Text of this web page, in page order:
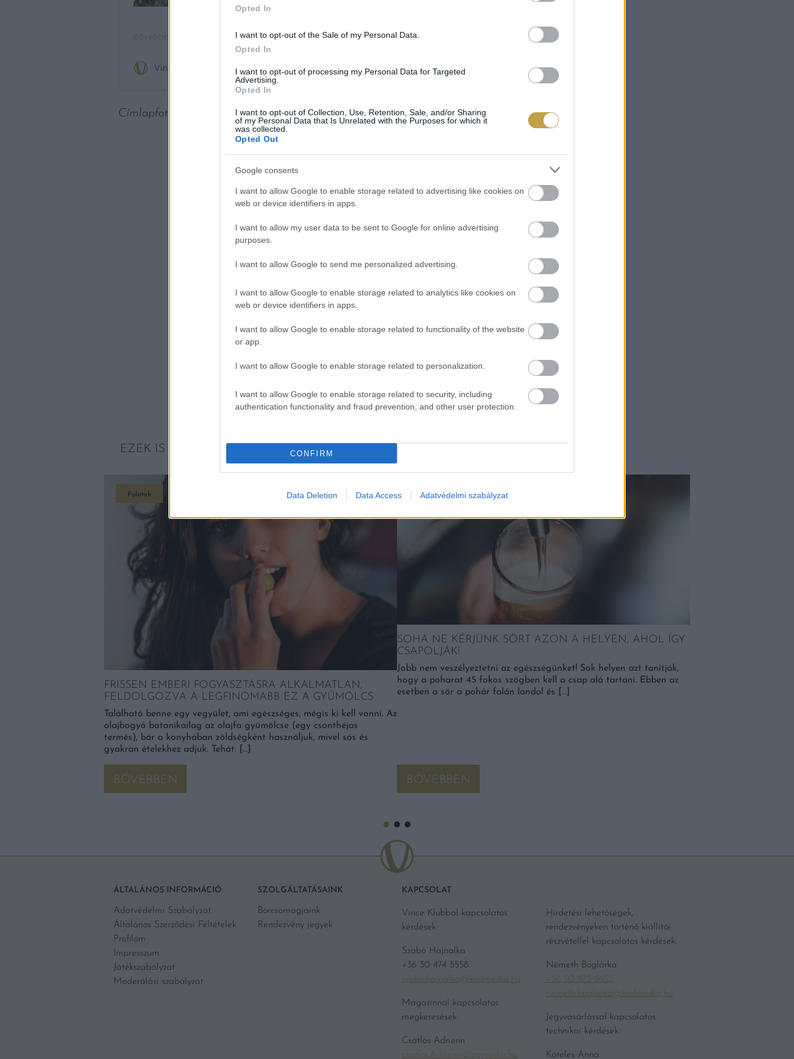
Opted In
I want to opt-out of the Sale of my Personal Data.
Opted In
I want to opt-out of processing my Personal Data for Targeted
Advertising.
Opted In
I want to opt-out of Collection, Use, Retention, Sale, and/or Sharing
of my Personal Data that Is Unrelated with the Purposes for which it
was collected.
Opted Out
Google consents
I want to allow Google to enable storage related to advertising like cookies on
web or device identifiers in apps.
I want to allow my user data to be sent to Google for online advertising
purposes.
I want to allow Google to send me personalized advertising.
I want to allow Google to enable storage related to analytics like cookies on
web or device identifiers in apps.
I want to allow Google to enable storage related to functionality of the website
or app.
I want to allow Google to enable storage related to personalization.
I want to allow Google to enable storage related to security, including
authentication functionality and fraud prevention, and other user protection.
CONFIRM
Data Deletion Data Access Adatvédelmi szabályzat
Címlapfotó: Paige Thompson/ Pexels
EZEK IS ÉRDEKELHETNEK
Falatok
FRISSEN EMBERI FOGYASZTÁSRA ALKALMATLAN,
FELDOLGOZVA A LEGFINOMABB EZ A GYÜMÖLCS
Található benne egy vegyület, ami egészséges, mégis ki kell vonni. Az
olajbogyó botanikailag az olajfa gyümölcse (egy csonthéjas
termés), bár a konyhában zöldségként használjuk, mivel sós és
gyakran ételekhez adjuk. Tehát: […]
BŐVEBBEN
Kortyok
SOHA NE KÉRJÜNK SÖRT AZON A HELYEN, AHOL ÍGY
CSAPOLJÁK!
Jobb nem veszélyeztetni az egészségünket! Sok helyen azt tanítják,
hogy a poharat 45 fokos szögben kell a csap alá tartani. Ebben az
esetben a sör a pohár falán landol és […]
BŐVEBBEN
ÁLTALÁNOS INFORMÁCIÓ
Adatvédelmi Szabályzat
Általános Szerződési Feltételek
Profilom
Impresszum
Játékszabályzat
Moderálási szabályzat
SZOLGÁLTATÁSAINK
Borcsomagjaink
Rendezvény jegyek
KAPCSOLAT
Vince Klubbal kapcsolatos
kérdések:
Szabó Hajnalka
+36 30 474 5558
szabo.hajnalka@kodmedia.hu
Magazinnal kapcsolatos
megkeresések:
Csatlós Adrienn
csatlos.Adrienn@hgmedia.hu
Hirdetési lehetőségek,
rendezvényeken történő kiállítói
részvétellel kapcsolatos kérdések:
Németh Boglárka
+36 30 975 2652
nemeth.boglarka@kodmedia.hu
Jegyvásárlással kapcsolatos
technikai kérdések:
Köteles Anna